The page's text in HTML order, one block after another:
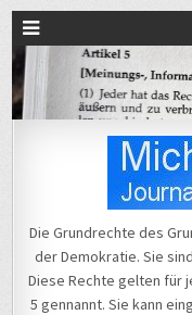
Michael Voß
Die Grundrechte des
der Demokratie. Sie
Diese Rechte gelten für
5 gennannt. Sie kann